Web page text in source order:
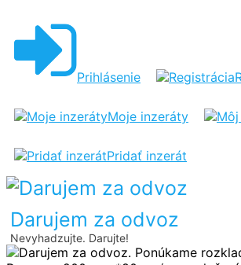
Prihlásenie
Moje inzeráty
Pridať inzerát
Darujem za odvoz
Nevyhadzujte. Darujte!